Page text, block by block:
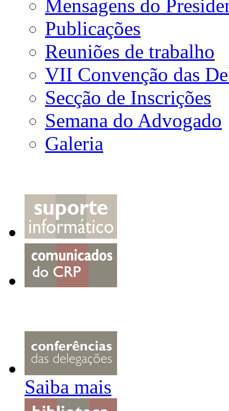
Mensagens do
Publicações
Reuniões de trabalho
VII Convenção das
Secção de Inscrições
Semana do Advogado
Galeria
Saiba mais